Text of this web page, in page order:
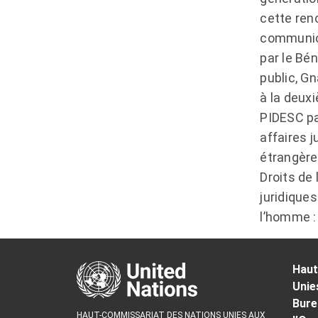
cette
par le
public,
à la
PIDESC
affaires
Droits de
HAUT-COMMISSARIAT DES NATIONS UNIES AUX